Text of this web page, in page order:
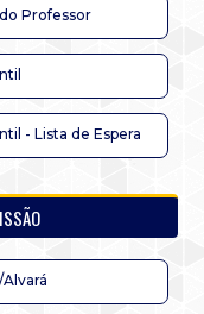
Professor
- Lista de Espera
Alvará